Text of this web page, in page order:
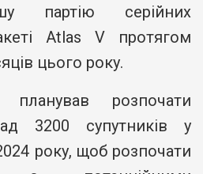
партію серійних
Atlas V протягом
цього року.
розпочати
3200 супутників у
року, щоб розпочати